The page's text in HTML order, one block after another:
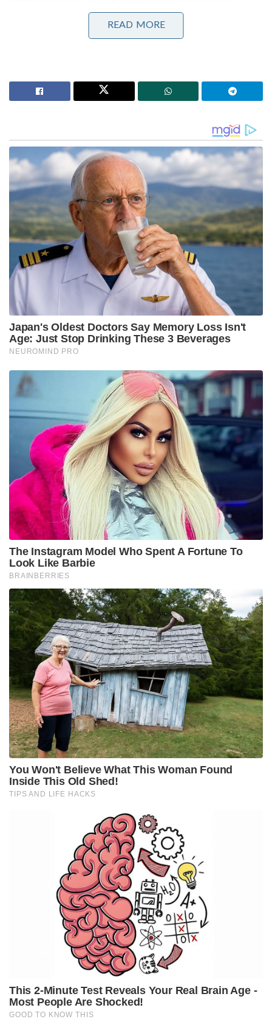
തൃണമൂൽ കോൺഗ്രസിന്റെ വോട്ട് വിഹിതം വെറും 3.7
ശതമാനത്തിലേക്ക് കൂപ്പുകുത്തി.
ജപ്പാന്റെ എഫ്-2 പോർവിമാനങ്ങൾ ആദ്യമായി
നടപടികളുമായി ഫഡ്നാവിസ് ; തീവ്രനിലപാടുള്ള 114
പ്രസിദ്ധീകരണങ്ങൾ നിരോധിച്ച് മഹാരാഷ്ട്ര സർക്കാർ
എക്സ് പ്ലാറ്റ്‌ഫോമിലൂടെ പ്രധാനമന്ത്രി നരേന്ദ്ര മോദി
വിജയത്തെ പ്രകീർത്തിച്ചു. “ഫാൽത്തയിലെ ജനങ്ങൾ
സംസാരിച്ചിരിക്കുന്നു! ജനാധിപത്യം വിജയിച്ചു,
ഭീഷണിപ്പെടുത്തലുകൾ പരാജയപ്പെട്ടു.
ബി.ജെ.പി.യുടെ ഭരണമികവിനുള്ള ജനങ്ങളുടെ
അംഗീകാരമാണിത്. പശ്ചിമ ബംഗാളിലെ ജനങ്ങൾക്ക്
ഞങ്ങളുടെ മേലുള്ള വിശ്വാസമാണ് ഈ വൻ വിജയം
കാണിക്കുന്നത്,” പ്രധാനമന്ത്രി കുറിച്ചു.
മുഖ്യമന്ത്രി സുവേന്ദു അധികാരി ഫലം
പുറത്തുവന്നതിന് പിന്നാലെ തൃണമൂൽ
“അധികാരവും സർക്കാർ സംവിധാനങ്ങളും
ഉപയോഗിച്ച് ഭീഷണിപ്പെടുത്തുന്ന ‘മാഫിയ
കമ്പനി’യായി തൃണമൂൽ മാറി. ഫാൽത്തയിലെ
ജനങ്ങൾ നൽകിയ ഈ വൻ ഭൂരിപക്ഷം വെറുമൊരു
തുടക്കം മാത്രമാണ്. പശ്ചിമ ബംഗാൾ വരും
ദിവസങ്ങളിൽ തൃണമൂലിനെ പൂർണ്ണമായി
നിരാകരിക്കാൻ തയ്യാറെടുക്കുകയാണ്,” സുവേന്ദു
അധികാരി എക്സിൽ കുറിച്ചു.
തിരഞ്ഞെടുപ്പിന് രണ്ട് ദിവസം മുൻപ് താൻ
പിന്മാറുന്നതായി പ്രഖ്യാപിച്ച തൃണമൂൽ സ്ഥാനാർത്ഥി
ജഹാംഗീർ ഖാൻ പിന്നീട് പൊതുവേദികളിൽ ഒരിടത്തും
പ്രത്യക്ഷപ്പെട്ടിരുന്നില്ല. തൃണമൂലിന്റെ തിരഞ്ഞെടുപ്പ്
ഓഫീസുകൾ മിക്കതും അടഞ്ഞുകിടന്നതായും
റിപ്പോർട്ടുകളുണ്ട്. ഡയമണ്ട് ഹാർബർ എം.പി
അഭിഷേക് ബാനർജിയെ പരോക്ഷമായി പരിഹസിച്ച
സുവേന്ദു അധികാരി, “പാരച്യൂട്ട് വഴി വന്നിറങ്ങി
കമാൻഡർ എന്ന് അവകാശപ്പെടുന്നവർക്ക് ജനങ്ങൾ
മറുപടി നൽകി” എന്നും കൂട്ടിച്ചേർത്തു.
Tags: Narendra Modi Bengal Election Falta repoll
READ MORE